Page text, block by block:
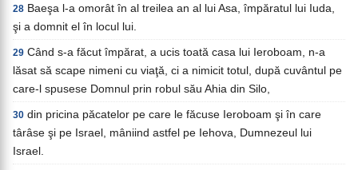
28 Baeşa l-a omorât în al treilea an al lui Asa, împăratul lui Iuda,
şi a domnit el în locul lui.
29 Când s-a făcut împărat, a ucis toată casa lui Ieroboam, n-a
lăsat să scape nimeni cu viaţă, ci a nimicit totul, după cuvântul pe
care-l spusese Domnul prin robul său Ahia din Silo,
30 din pricina păcatelor pe care le făcuse Ieroboam şi în care
târâse şi pe Israel, mâniind astfel pe Iehova, Dumnezeul lui
Israel.